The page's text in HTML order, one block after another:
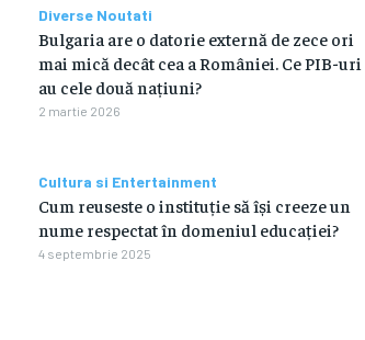
Diverse Noutati
Bulgaria are o datorie externă de zece ori
mai mică decât cea a României. Ce PIB-uri
au cele două națiuni?
2 martie 2026
Cultura si Entertainment
Cum reuseste o instituție să își creeze un
nume respectat în domeniul educației?
4 septembrie 2025